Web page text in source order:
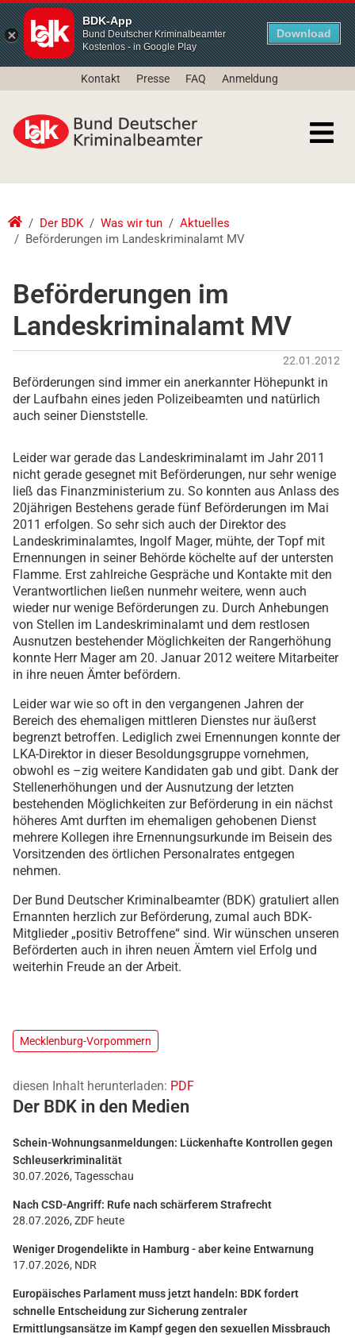
BDK-App
Bund Deutscher Kriminalbeamter
Kostenlos - in Google Play
Download
Kontakt Presse FAQ Anmeldung
Der BDK Was wir tun
Aktuelles
Beförderungen im Landeskriminalamt MV
Beförderungen im
Landeskriminalamt MV
22.01.2012
Beförderungen sind immer ein anerkannter Höhepunkt in
der Laufbahn eines jeden Polizeibeamten und natürlich
auch seiner Dienststelle.
Leider war gerade das Landeskriminalamt im Jahr 2011
nicht gerade gesegnet mit Beförderungen, nur sehr wenige
ließ das Finanzministerium zu. So konnten aus Anlass des
20jährigen Bestehens gerade fünf Beförderungen im Mai
2011 erfolgen. So sehr sich auch der Direktor des
Landeskriminalamtes, Ingolf Mager, mühte, der Topf mit
Ernennungen in seiner Behörde köchelte auf der untersten
Flamme. Erst zahlreiche Gespräche und Kontakte mit den
Verantwortlichen ließen nunmehr weitere, wenn auch
wieder nur wenige Beförderungen zu. Durch Anhebungen
von Stellen im Landeskriminalamt und dem restlosen
Ausnutzen bestehender Möglichkeiten der Rangerhöhung
konnte Herr Mager am 20. Januar 2012 weitere Mitarbeiter
in ihre neuen Ämter befördern.
Leider war wie so oft in den vergangenen Jahren der
Bereich des ehemaligen mittleren Dienstes nur äußerst
begrenzt betroffen. Lediglich zwei Ernennungen konnte der
LKA-Direktor in dieser Besoldungsgruppe vornehmen,
obwohl es –zig weitere Kandidaten gab und gibt. Dank der
Stellenerhöhungen und der Ausnutzung der letzten
bestehenden Möglichkeiten zur Beförderung in ein nächst
höheres Amt durften im ehemaligen gehobenen Dienst
mehrere Kollegen ihre Ernennungsurkunde im Beisein des
Vorsitzenden des örtlichen Personalrates entgegen
nehmen.
Der Bund Deutscher Kriminalbeamter (BDK) gratuliert allen
Ernannten herzlich zur Beförderung, zumal auch BDK-
Mitglieder „positiv Betroffene“ sind. Wir wünschen unseren
Beförderten auch in ihren neuen Ämtern viel Erfolg und
weiterhin Freude an der Arbeit.
Mecklenburg-Vorpommern
diesen Inhalt herunterladen: PDF
Der BDK in den Medien
Schein-Wohnungsanmeldungen: Lückenhafte Kontrollen gegen
Schleuserkriminalität
30.07.2026, Tagesschau
Nach CSD-Angriff: Rufe nach schärferem Strafrecht
28.07.2026, ZDF heute
Weniger Drogendelikte in Hamburg - aber keine Entwarnung
17.07.2026, NDR
Europäisches Parlament muss jetzt handeln: BDK fordert
schnelle Entscheidung zur Sicherung zentraler
Ermittlungsansätze im Kampf gegen den sexuellen Missbrauch